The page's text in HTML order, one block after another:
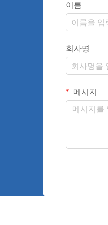
이름
회사명
메시지